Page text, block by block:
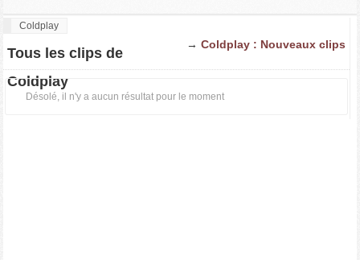
Coldplay
→ Coldplay : Nouveaux clips
Tous les clips de
Coldplay
Désolé, il n'y a aucun résultat pour le moment